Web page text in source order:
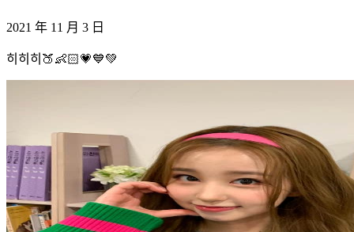
2021 年 11 月 3 日
히히히🍑👶🏻💗💙💚